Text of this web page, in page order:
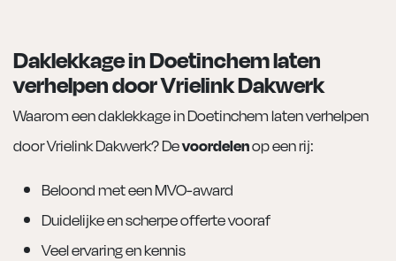
Daklekkage in Doetinchem laten
verhelpen door Vrielink Dakwerk
Waarom een daklekkage in Doetinchem laten verhelpen
door Vrielink Dakwerk? Devoordelenop een rij:
Beloond met een MVO-award
Duidelijke en scherpe offerte vooraf
Veel ervaring en kennis